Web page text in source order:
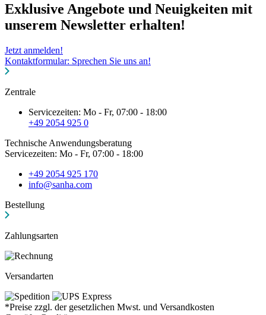
Exklusive Angebote und Neuigkeiten mit
unserem Newsletter erhalten!
Jetzt anmelden!
Kontaktformular: Sprechen Sie uns an!
Zentrale
Servicezeiten: Mo - Fr, 07:00 - 18:00
+49 2054 925 0
Technische Anwendungsberatung
Servicezeiten: Mo - Fr, 07:00 - 18:00
+49 2054 925 170
info@sanha.com
Bestellung
Zahlungsarten
Versandarten
*Preise zzgl. der gesetzlichen Mwst. und Versandkosten